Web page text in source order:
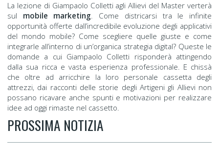
La lezione di Giampaolo Colletti agli Allievi del Master verterà
sul mobile marketing. Come districarsi tra le infinite
opportunità offerte dall’incredibile evoluzione degli applicativi
del mondo mobile? Come scegliere quelle giuste e come
integrarle all’interno di un’organica strategia digital? Queste le
domande a cui Giampaolo Colletti risponderà attingendo
dalla sua ricca e vasta esperienza professionale. E chissà
che oltre ad arricchire la loro personale cassetta degli
attrezzi, dai racconti delle storie degli Artigeni gli Allievi non
possano ricavare anche spunti e motivazioni per realizzare
idee ad oggi rimaste nel cassetto.
PROSSIMA NOTIZIA